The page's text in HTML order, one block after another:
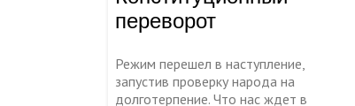
переворот
Режим перешел в наступление,
запустив проверку народа на
долготерпение. Что нас ждет в